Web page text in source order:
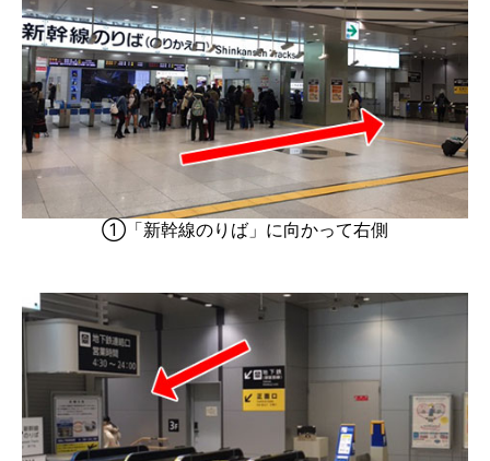
①「新幹線のりば」に向かって右側